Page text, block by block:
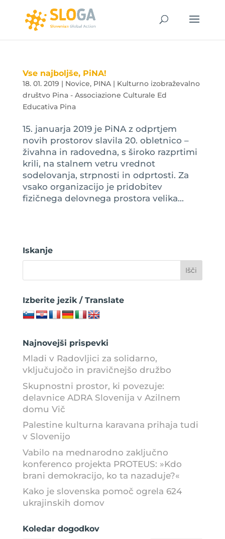
Vse najboljše, PiNA!
18. 01. 2019 | Novice, PINA | Kulturno izobraževalno
društvo Pina - Associazione Culturale Ed
Educativa Pina
15. januarja 2019 je PiNA z odprtjem
novih prostorov slavila 20. obletnico –
živahna in radovedna, s široko razprtimi
krili, na stalnem vetru vrednot
sodelovanja, strpnosti in odprtosti. Za
vsako organizacijo je pridobitev
fizičnega delovnega prostora velika...
Iskanje
Izberite jezik / Translate
Najnovejši prispevki
Mladi v Radovljici za solidarno,
vključujočo in pravičnejšo družbo
Skupnostni prostor, ki povezuje:
delavnice ADRA Slovenija v Azilnem
domu Vič
Palestine kulturna karavana prihaja tudi
v Slovenijo
Vabilo na mednarodno zaključno
konferenco projekta PROTEUS: »Kdo
brani demokracijo, ko ta nazaduje?«
Kako je slovenska pomoč ogrela 624
ukrajinskih domov
Koledar dogodkov